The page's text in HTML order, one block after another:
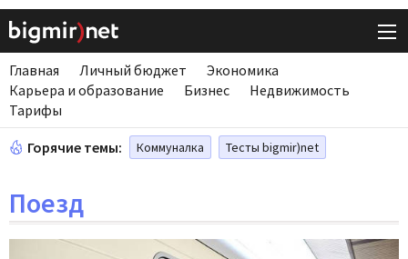
Главная Личный бюджет
Экономика
Карьера и образование
Бизнес
Недвижимость
Тарифы
Горячие темы: Коммуналка Тесты bigmir)net
Поезд